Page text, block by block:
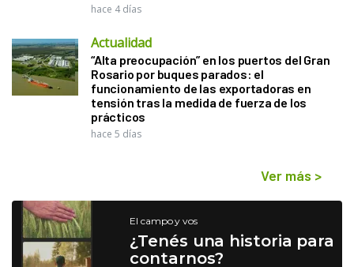
hace 4 días
Actualidad
“Alta preocupación” en los puertos del Gran
Rosario por buques parados: el
funcionamiento de las exportadoras en
tensión tras la medida de fuerza de los
prácticos
hace 5 días
Ver más >
El campo y vos
¿Tenés una historia para
contarnos?